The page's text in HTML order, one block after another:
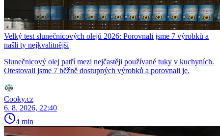
Velký test slunečnicových olejů 2026: Porovnali jsme 7 výrobků a
našli ty nejkvalitnější
Slunečnicový olej patří mezi nejčastěji používané tuky v kuchyních.
Otestovali jsme 7 běžně dostupných výrobků a porovnali je.
Cooky.cz
6. 8. 2026, 22:40
4 min